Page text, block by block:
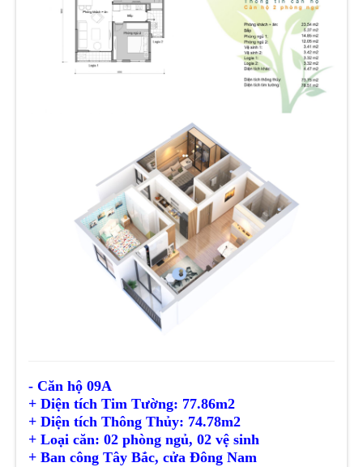
- Căn hộ 09A
+ Diện tích Tim Tường: 77.86m2
+ Diện tíchThông Thủy: 74.78m2
+ Loại căn: 02 phòng ngủ, 02 vệ sinh
+ Ban công Tây Bắc, cửa Đông Nam